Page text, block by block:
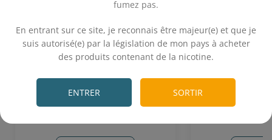
fumez pas.
En entrant sur ce site, je reconnais être majeur(e) et que je
suis autorisé(e) par la législation de mon pays à acheter
des produits contenant de la nicotine.
ENTRER SORTIR
Lemon Ice (50 VG) 10 mL -
Alfaliquid
Citron jaune - Citron vert - Menthe verte -
5,90€
La Petite